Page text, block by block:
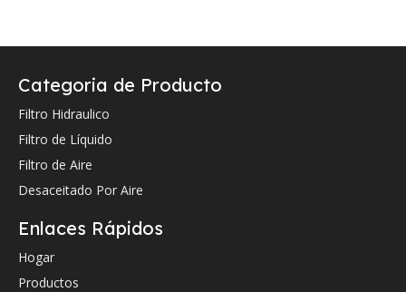
Categoria de Producto
Filtro Hidraulico
Filtro de Líquido
Filtro de Aire
Desaceitado Por Aire
Enlaces Rápidos
Hogar
Productos